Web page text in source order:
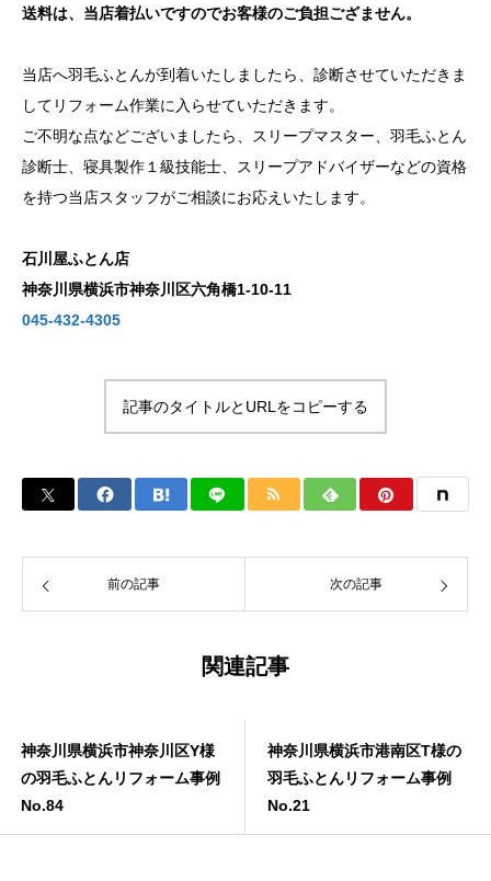
送料は、当店着払いですのでお客様のご負担ござません。
当店へ羽毛ふとんが到着いたしましたら、診断させていただきま
してリフォーム作業に入らせていただきます。
ご不明な点などございましたら、スリープマスター、羽毛ふとん
診断士、寝具製作１級技能士、スリープアドバイザーなどの資格
を持つ当店スタッフがご相談にお応えいたします。
石川屋ふとん店
神奈川県横浜市神奈川区六角橋1-10-11
045-432-4305
記事のタイトルとURLをコピーする
前の記事 次の記事
関連記事
神奈川県横浜市神奈川区Y様
の羽毛ふとんリフォーム事例
No.84
神奈川県横浜市港南区T様の
羽毛ふとんリフォーム事例
No.21